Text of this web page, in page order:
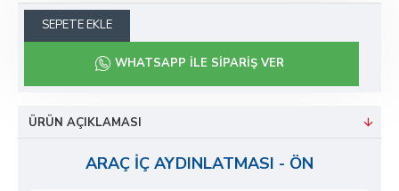
SEPETE EKLE
WHATSAPP ILE SIPARIŞ VER
ÜRÜN AÇIKLAMASI
ARAÇ İÇ AYDINLATMASI - ÖN